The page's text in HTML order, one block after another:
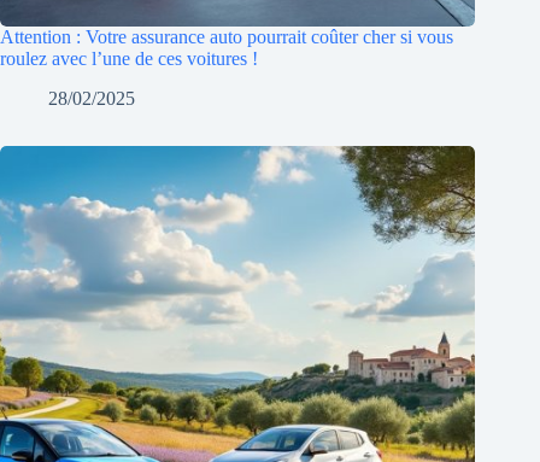
Attention : Votre assurance auto pourrait coûter cher si vous
roulez avec l’une de ces voitures !
28/02/2025